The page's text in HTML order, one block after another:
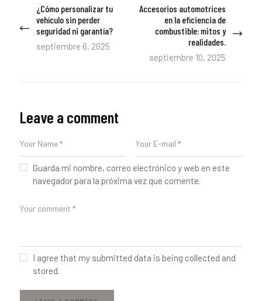
Navegación
de
entradas
Previous
post:
¿Cómo personalizar tu
vehículo sin perder
seguridad ni garantía?
septiembre 6, 2025
Accesorios automotrices
en la eficiencia de
combustible: mitos y
realidades.
septiembre 10, 2025
Leave a comment
Guarda mi nombre, correo electrónico y web en este
navegador para la próxima vez que comente.
I agree that my submitted data is being collected and
stored.